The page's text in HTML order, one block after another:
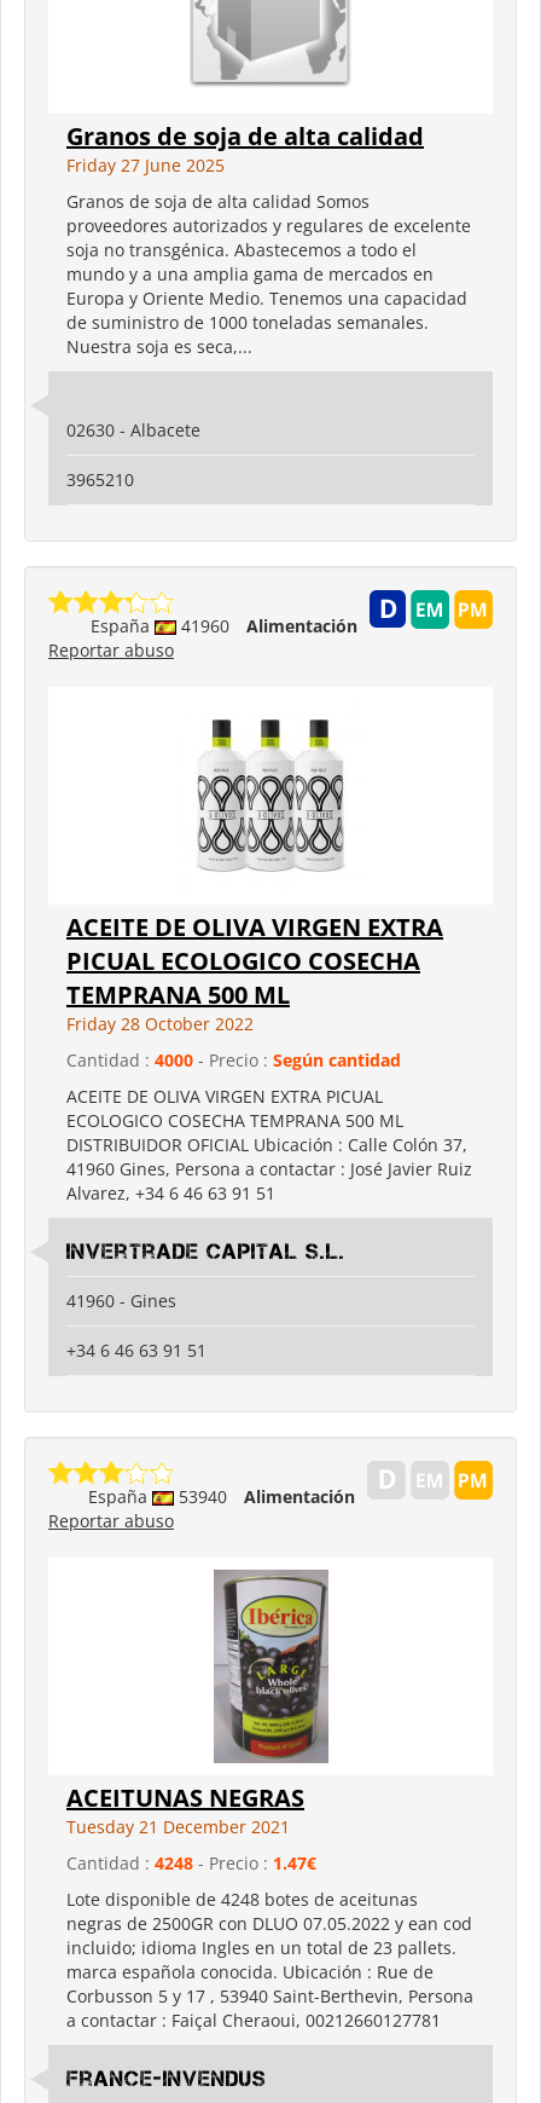
Granos de soja de alta calidad
Friday 27 June 2025
Granos de soja de alta calidad Somos
proveedores autorizados y regulares de excelente
soja no transgénica. Abastecemos a todo el
mundo y a una amplia gama de mercados en
Europa y Oriente Medio. Tenemos una capacidad
de suministro de 1000 toneladas semanales.
Nuestra soja es seca,...
02630 - Albacete
3965210
España 41960
Alimentación
Reportar abuso
ACEITE DE OLIVA VIRGEN EXTRA
PICUAL ECOLOGICO COSECHA
TEMPRANA 500 ML
Friday 28 October 2022
Cantidad : 4000 - Precio : Según cantidad
ACEITE DE OLIVA VIRGEN EXTRA PICUAL
ECOLOGICO COSECHA TEMPRANA 500 ML
DISTRIBUIDOR OFICIAL Ubicación : Calle Colón 37,
41960 Gines, Persona a contactar : José Javier Ruiz
Alvarez, +34 6 46 63 91 51
Invertrade Capital S.L.
41960 - Gines
+34 6 46 63 91 51
España 53940
Alimentación
Reportar abuso
ACEITUNAS NEGRAS
Tuesday 21 December 2021
Cantidad : 4248 - Precio : 1.47€
Lote disponible de 4248 botes de aceitunas
negras de 2500GR con DLUO 07.05.2022 y ean cod
incluido; idioma Ingles en un total de 23 pallets.
marca española conocida. Ubicación : Rue de
Corbusson 5 y 17 , 53940 Saint-Berthevin, Persona
a contactar : Faiçal Cheraoui, 00212660127781
France-Invendus